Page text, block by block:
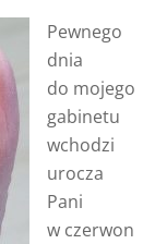
Pewnego
dnia
do mojego
gabinetu
wchodzi
urocza
Pani
w czerwon